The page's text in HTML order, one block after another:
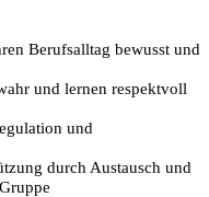
Berufsalltag bewusst und
und lernen respektvoll
und
durch Austausch und